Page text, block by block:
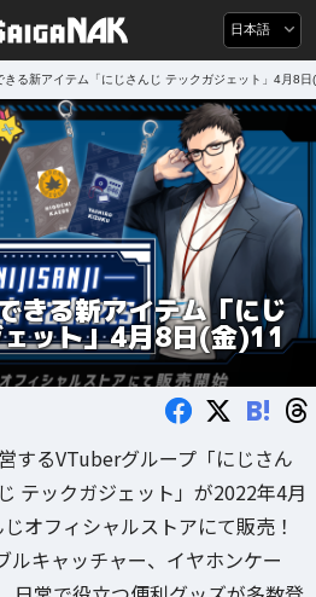
日本語
きる新アイテム「にじさんじ テックガジェット」4月8
きる新アイテム「にじ
ェット」4月8日(金)11
B!
するVTuberグループ「にじさん
テックガジェット」が2022年4月
オフィシャルストアにて販売！
ルキャッチャー、イヤホンケー